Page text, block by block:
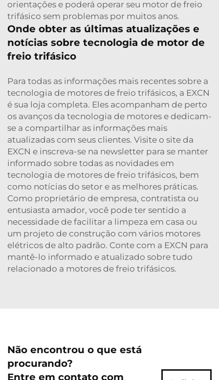
orientações e poderá operar seu motor de freio
trifásico sem problemas por muitos anos.
Onde obter as últimas atualizações e
notícias sobre tecnologia de motor de
freio trifásico
Para todas as informações mais recentes sobre a
tecnologia de motores de freio trifásicos, a EXCN
é sua loja completa. Eles acompanham de perto
os avanços da tecnologia de motores e dedicam-
se a compartilhar as informações mais
atualizadas com seus clientes. Visite o site da
EXCN e inscreva-se na newsletter para se manter
informado sobre todas as novidades em
tecnologia de motores de freio trifásicos, bem
como notícias do setor e as melhores práticas.
Como proprietário de empresa, contratista ou
entusiasta amador, você pode ter sentido a
necessidade de facilitar a limpeza em casa ou
um projeto de construção com vários motores
elétricos de alto padrão. Conte com a EXCN para
mantê-lo informado e atualizado sobre tudo
relacionado a motores de freio trifásicos.
Não encontrou o que está
procurando?
Entre em contato com